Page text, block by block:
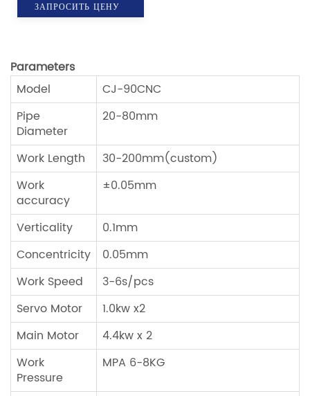
ЗАПРОСИТЬ ЦЕНУ
Parameters
Model
CJ-90CNC
Pipe
Diameter
20-80mm
Work Length
30-200mm(custom)
Work
accuracy
±0.05mm
Verticality
0.1mm
Concentricity
0.05mm
Work Speed
3-6s/pcs
Servo Motor
1.0kw x2
Main Motor
4.4kw x 2
Work
Pressure
MPA 6-8KG